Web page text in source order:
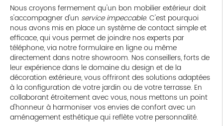
Nous croyons fermement qu'un bon mobilier extérieur doit
s'accompagner d'un service impeccable. C'est pourquoi
nous avons mis en place un système de contact simple et
efficace, qui vous permet de joindre nos experts par
téléphone, via notre formulaire en ligne ou même
directement dans notre showroom. Nos conseillers, forts de
leur expérience dans le domaine du design et de la
décoration extérieure, vous offriront des solutions adaptées
à la configuration de votre jardin ou de votre terrasse. En
collaborant étroitement avec vous, nous mettons un point
d'honneur à harmoniser vos envies de confort avec un
aménagement esthétique qui reflète votre personnalité.